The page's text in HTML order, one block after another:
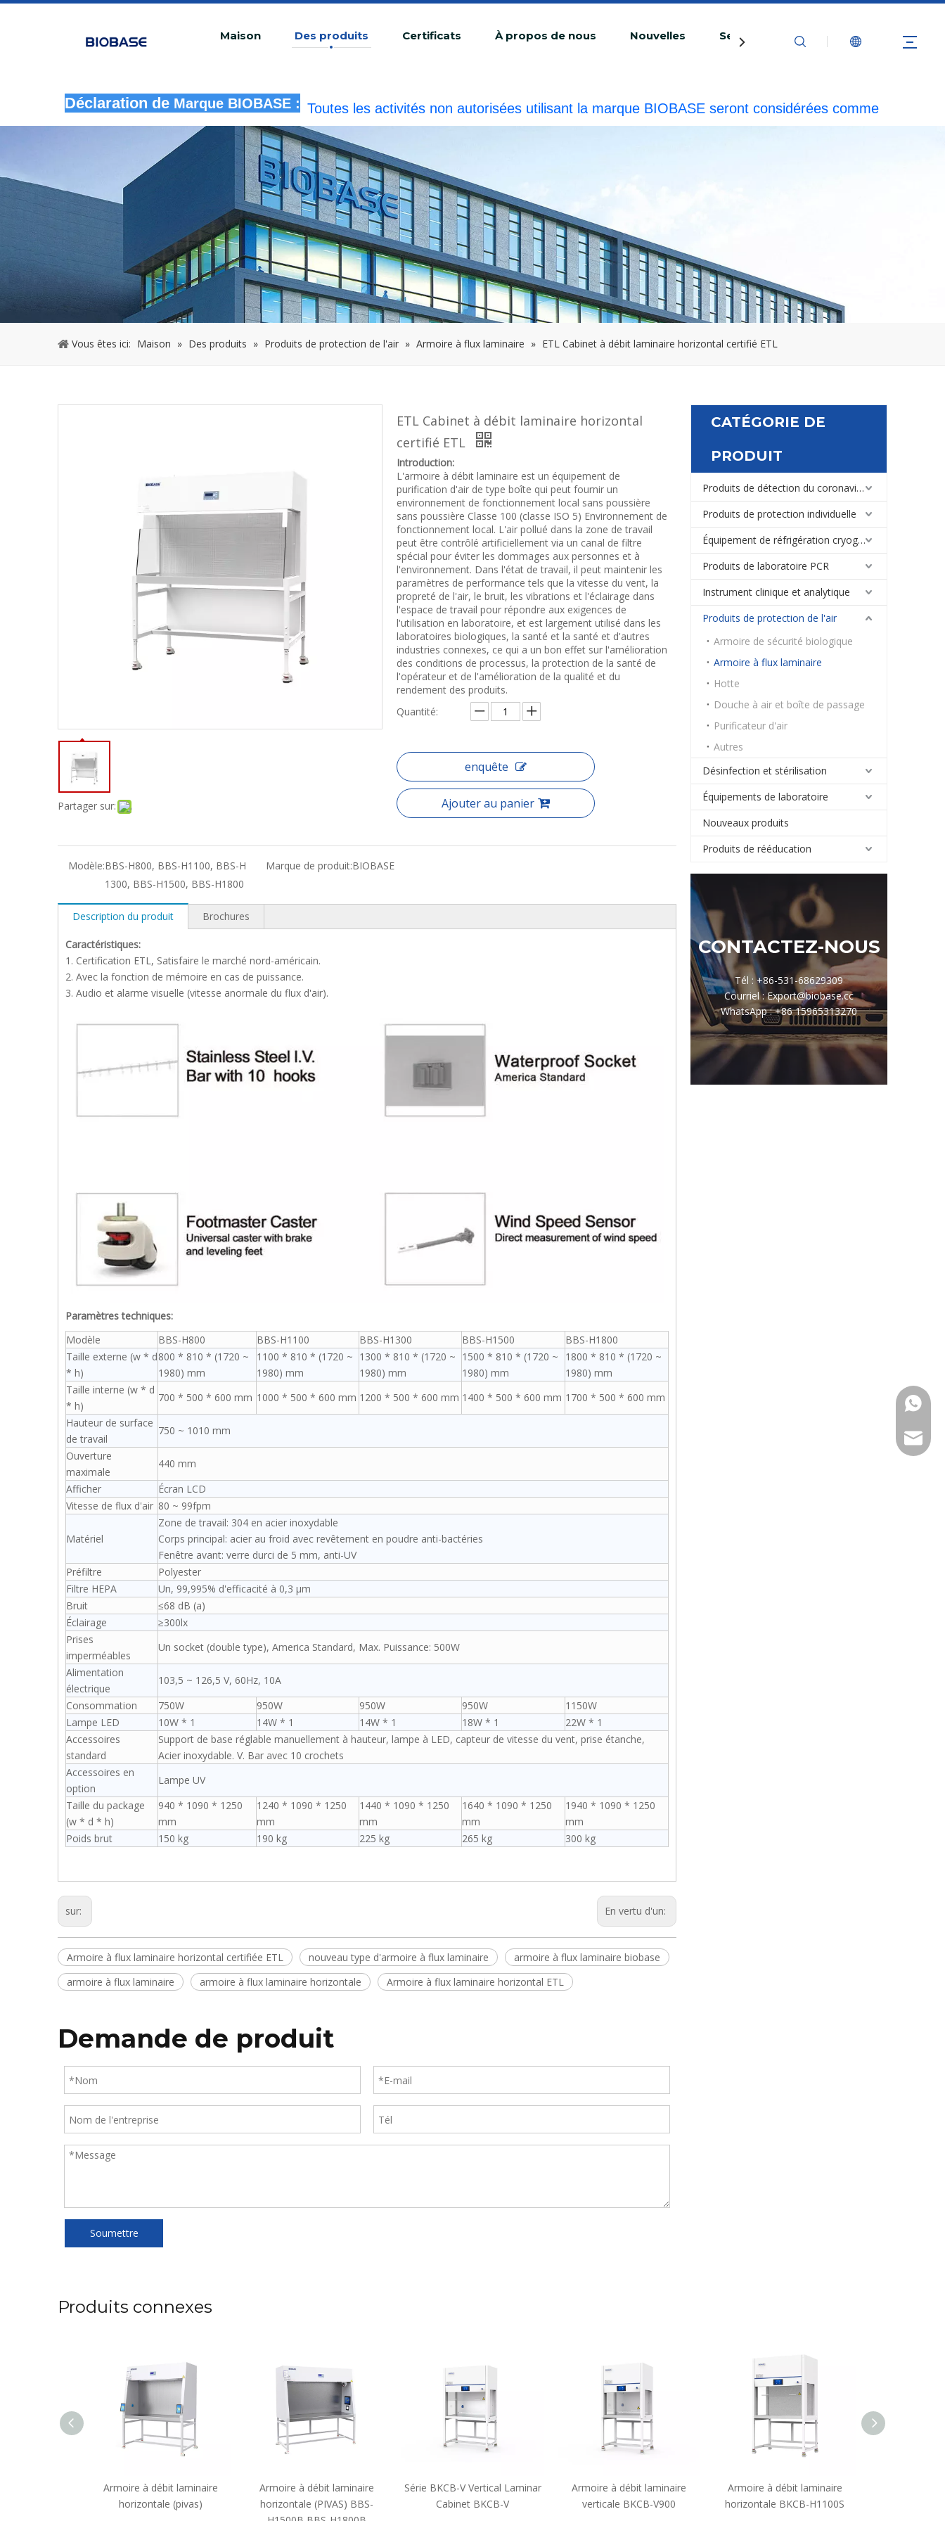
Maison Des produits Certificats À propos de nous Nouvelles Service Contactez-nous
Déclaration de Marque BIOBASE :
une contrefaçon illégale.BIOBASE enquêtera sur la responsabilité légale.20240510
Vous êtes ici: Maison » Des produits » Produits de protection de l'air » Armoire à flux laminaire » ETL Cabinet à débit laminaire horizontal certifié ETL
Partager sur:
ETL Cabinet à débit laminaire horizontal
certifié ETL
Introduction:
L'armoire à débit laminaire est un équipement de
purification d'air de type boîte qui peut fournir un
environnement de fonctionnement local sans poussière
sans poussière Classe 100 (classe ISO 5) Environnement de
fonctionnement local. L'air pollué dans la zone de travail
peut être contrôlé artificiellement via un canal de filtre
spécial pour éviter les dommages aux personnes et à
l'environnement. Dans l'état de travail, il peut maintenir les
paramètres de performance tels que la vitesse du vent, la
propreté de l'air, le bruit, les vibrations et l'éclairage dans
l'espace de travail pour répondre aux exigences de
l'utilisation en laboratoire, et est largement utilisé dans les
laboratoires biologiques, la santé et la santé et d'autres
industries connexes, ce qui a un bon effet sur l'amélioration
des conditions de processus, la protection de la santé de
l'opérateur et de l'amélioration de la qualité et du
rendement des produits.
Quantité:
enquête
Ajouter au panier
Modèle:BBS-H800, BBS-H1100, BBS-H
1300, BBS-H1500, BBS-H1800
Marque de produit:BIOBASE
Description du produit Brochures
Caractéristiques:
1. Certification ETL, Satisfaire le marché nord-américain.
2. Avec la fonction de mémoire en cas de puissance.
3. Audio et alarme visuelle (vitesse anormale du flux d'air).
Paramètres techniques:
Modèle
BBS-H800 BBS-H1100 BBS-H1300 BBS-H1500
BBS-H1800
Taille externe (w * d
* h)
800 * 810 * (1720 ~
1980) mm
1100 * 810 * (1720 ~
1980) mm
1300 * 810 * (1720 ~
1980) mm
1500 * 810 * (1720 ~
1980) mm
1800 * 810 * (1720 ~
1980) mm
Taille interne (w * d
* h)
700 * 500 * 600 mm 1000 * 500 * 600 mm 1200 * 500 * 600 mm 1400 * 500 * 600 mm 1700 * 500 * 600 mm
Hauteur de surface
de travail
750 ~ 1010 mm
Ouverture
maximale
440 mm
Afficher
Écran LCD
Vitesse de flux d'air 80 ~ 99fpm
Matériel
Zone de travail: 304 en acier inoxydable
Corps principal: acier au froid avec revêtement en poudre anti-bactéries
Fenêtre avant: verre durci de 5 mm, anti-UV
Préfiltre
Polyester
Filtre HEPA
Un, 99,995% d'efficacité à 0,3 μm
Bruit
≤68 dB (a)
Éclairage
≥300lx
Prises
imperméables
Un socket (double type), America Standard, Max. Puissance: 500W
Alimentation
électrique
103,5 ~ 126,5 V, 60Hz, 10A
Consommation
750W 950W 950W 950W
1150W
Lampe LED
10W * 1 14W * 1 14W * 1 18W * 1
22W * 1
Accessoires
standard
Support de base réglable manuellement à hauteur, lampe à LED, capteur de vitesse du vent, prise étanche,
Acier inoxydable. V. Bar avec 10 crochets
Accessoires en
option
Lampe UV
Taille du package
(w * d * h)
940 * 1090 * 1250
mm
1240 * 1090 * 1250
mm
1440 * 1090 * 1250
mm
1640 * 1090 * 1250
mm
1940 * 1090 * 1250
mm
Poids brut
150 kg 190 kg 225 kg 265 kg 300 kg
sur: En vertu d'un:
Armoire à flux laminaire horizontal certifiée ETL nouveau type d'armoire à flux laminaire
armoire à flux laminaire biobase
armoire à flux laminaire
armoire à flux laminaire horizontale Armoire à flux laminaire horizontal ETL
Demande de produit
Soumettre
CATÉGORIE DE
PRODUIT
Produits de détection du coronavirus
Produits de protection individuelle
Équipement de réfrigération cryogénique de laboratoire et médical
Produits de laboratoire PCR
Instrument clinique et analytique
Produits de protection de l'air
Armoire de sécurité biologique
Armoire à flux laminaire
Hotte
Douche à air et boîte de passage
Purificateur d'air
Autres
Désinfection et stérilisation
Équipements de laboratoire
Nouveaux produits
Produits de rééducation
CONTACTEZ-NOUS
Tél : +86-531-68629309
Courriel : Export@biobase.cc
WhatsApp : +86 15965313270
Produits connexes
Armoire à débit laminaire
horizontale (pivas)
Armoire à débit laminaire
horizontale (PIVAS) BBS-
Série BKCB-V Vertical Laminar
Cabinet BKCB-V
Armoire à débit laminaire
verticale BKCB-V900
Armoire à débit laminaire
horizontale BKCB-H1100S